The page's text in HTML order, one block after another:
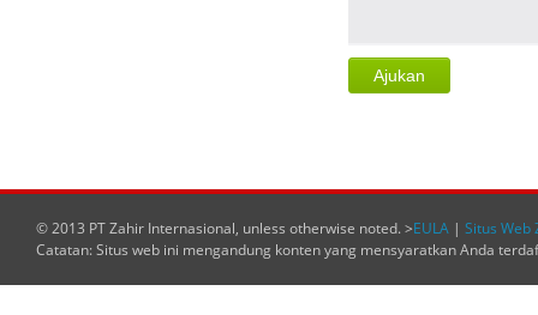
© 2013 PT Zahir Internasional, unless otherwise noted. >EULA | Situs Web
Catatan: Situs web ini mengandung konten yang mensyaratkan Anda